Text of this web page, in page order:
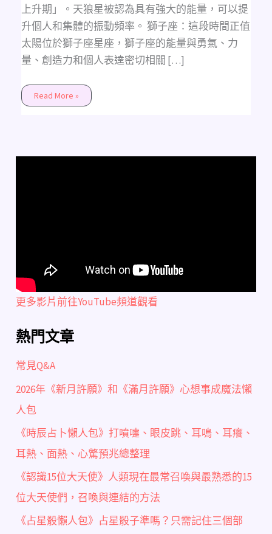
上升期」。天狼星被認為具有強大的能量，可以提
升個人和集體的振動頻率。 獅子座：這段時間正值
太陽位於獅子座星座，獅子座的能量與勇氣、力
量、創造力和個人表達密切相關 […]
Read More »
更多影片前往YouTube頻道觀看
熱門文章
常見Q&A
2026年《新月許願》和《滿月許願》心想事成魔法懶
人包
《時辰占卜懶人包》打噴嚏、眼皮跳、耳鳴、耳癢、
耳熱、面熱、心驚預兆總整理
《認識15位大天使》人類現在最常召喚與最熟悉的15
位大天使們，召喚與連結的方法
《占星骰懶人包》占星骰子準嗎？只需記住三個部